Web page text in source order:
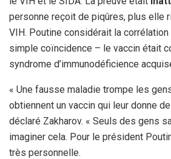
personne reçoit de piqûres, plus elle
VIH. Poutine considérait la corrélation
simple coïncidence – le vaccin était
syndrome d’immunodéficience
« Une fausse maladie trompe les
obtiennent un vaccin qui leur donne
déclaré Zakharov. « Seuls des gens
imaginer cela. Pour le président
très personnelle.